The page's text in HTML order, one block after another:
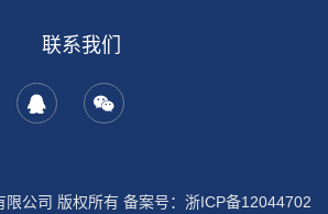
联系我们
公司 版权所有 备案号： 浙ICP备12044702